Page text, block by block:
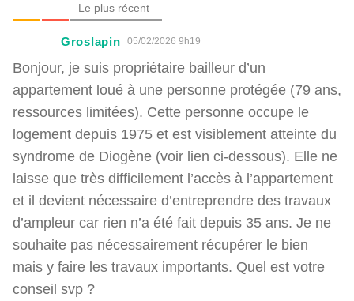
Le plus récent
Groslapin 05/02/2026 9h19
Bonjour, je suis propriétaire bailleur d’un
appartement loué à une personne protégée (79 ans,
ressources limitées). Cette personne occupe le
logement depuis 1975 et est visiblement atteinte du
syndrome de Diogène (voir lien ci-dessous). Elle ne
laisse que très difficilement l’accès à l’appartement
et il devient nécessaire d’entreprendre des travaux
d’ampleur car rien n’a été fait depuis 35 ans. Je ne
souhaite pas nécessairement récupérer le bien
mais y faire les travaux importants. Quel est votre
conseil svp ?